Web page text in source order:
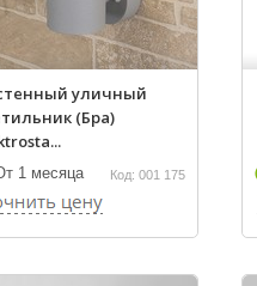
уличный
(Бра)
1 месяца Код: 001 175